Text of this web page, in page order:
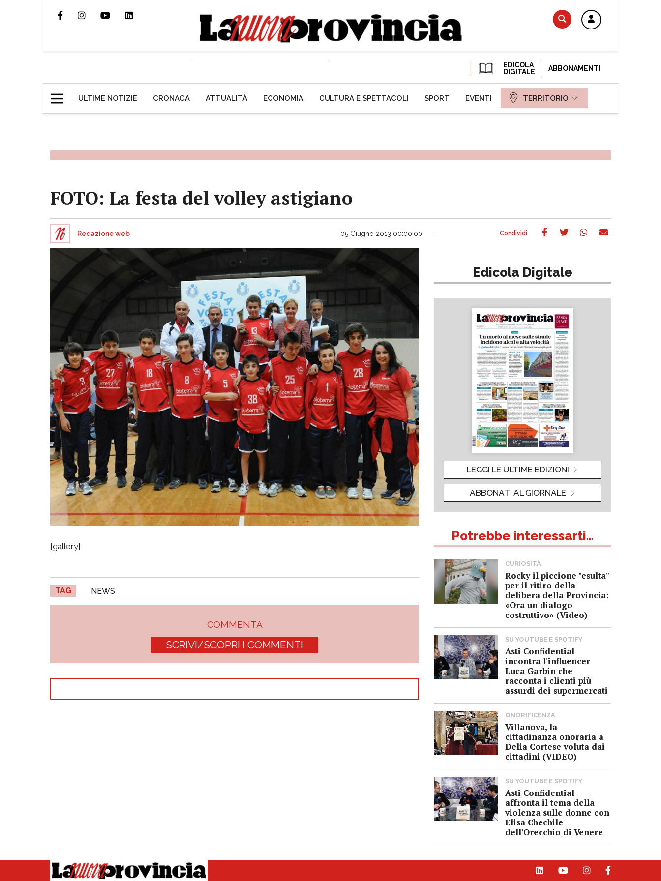
EDICOLA
DIGITALE
ABBONAMENTI
ULTIME NOTIZIE CRONACA ATTUALITÀ ECONOMIA CULTURA E SPETTACOLI SPORT EVENTI TERRITORIO
FOTO: La festa del volley astigiano
Redazione web 05 Giugno 2013 00:00:00
[gallery]
TAG NEWS
COMMENTA
SCRIVI/SCOPRI I COMMENTI
Edicola Digitale
LEGGI LE ULTIME EDIZIONI
ABBONATI AL GIORNALE
Potrebbe interessarti...
CURIOSITÀ
Rocky il piccione "esulta"
per il ritiro della
delibera della Provincia:
«Ora un dialogo
costruttivo» (Video)
SU YOUTUBE E SPOTIFY
Asti Confidential
incontra l'influencer
Luca Garbin che
racconta i clienti più
assurdi dei supermercati
ONORIFICENZA
Villanova, la
cittadinanza onoraria a
Delia Cortese voluta dai
cittadini (VIDEO)
SU YOUTUBE E SPOTIFY
Asti Confidential
affronta il tema della
violenza sulle donne con
Elisa Chechile
dell'Orecchio di Venere